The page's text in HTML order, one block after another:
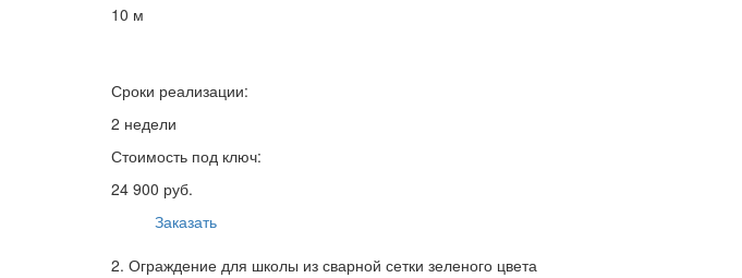
10 м
Сроки реализации:
2 недели
Стоимость под ключ:
24 900 руб.
Заказать
2. Ограждение для школы из сварной сетки зеленого цвета